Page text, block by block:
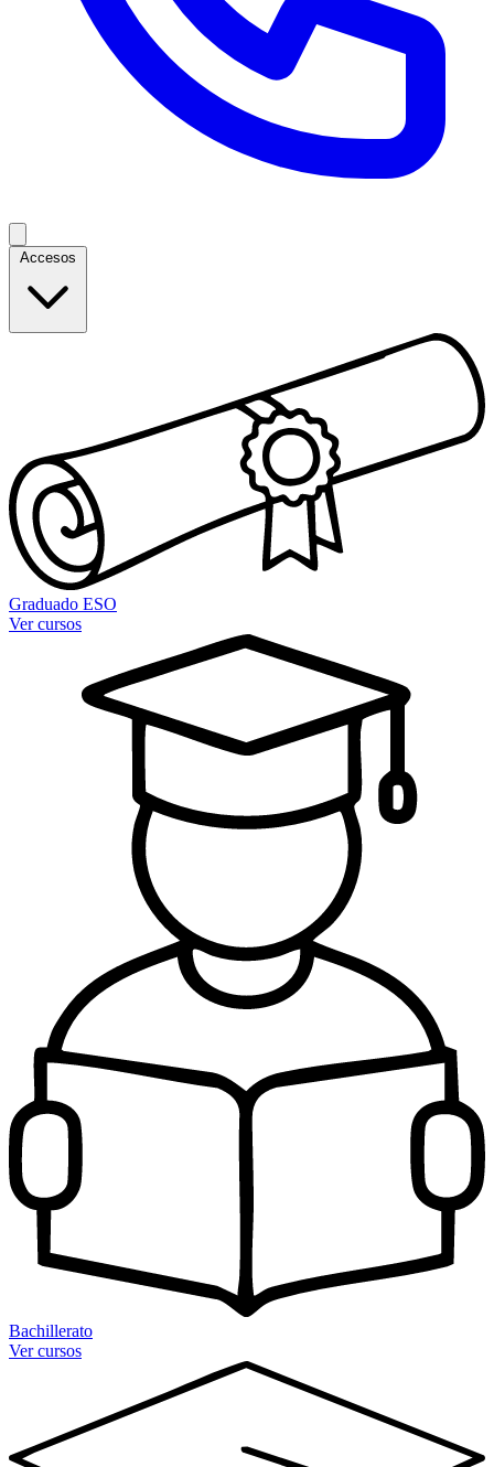
Accesos
Graduado ESO
Ver cursos
Bachillerato
Ver cursos